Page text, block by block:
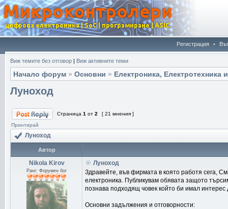
Регистрация •
Виж темите без отговор | Виж активните теми
Начало форум » Основни » Електроника, Електротехника
Луноход
Страница 1 от 2
[ 21 мнения ]
Принтирай
Луноход
Автор
Nikola Kirov
Ранг: Форумен бог
Луноход
Здравейте, във фирмата в която работя сега,
електроника. Публикувам обявата защото
познава подходящ човек който би имал
Основни задължения и отговорности: